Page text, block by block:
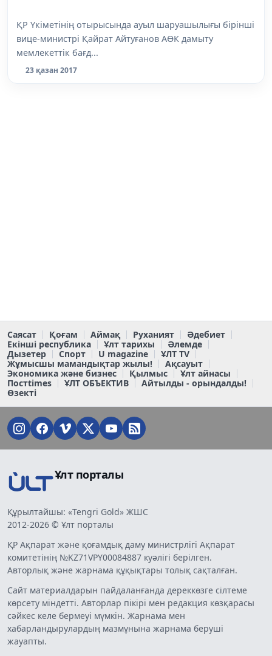
ҚР Үкіметінің отырысында ауыл шаруашылығы бірінші
вице-министрі Қайрат Айтуғанов АӨК дамыту
мемлекеттік бағд...
23 қазан 2017
Саясат Қоғам Аймақ Руханият
Әдебиет
Екінші республика
Ұлт тарихы
Әлемде
Дызетер
Спорт U magazine
ҰЛТ TV
Жұмысшы мамандықтар жылы!
Ақсауыт
Экономика және бизнес
Қылмыс
Ұлт айнасы
Постtimes
ҰЛТ ОБЪЕКТИВ
Айтылды - орындалды!
Өзекті
Ұлт порталы
Құрылтайшы: «Tengri Gold» ЖШС
2012-2026 © Ұлт порталы
ҚР Ақпарат және қоғамдық даму министрлігі Ақпарат
комитетінің №KZ71VPY00084887 куәлігі берілген.
Авторлық және жарнама құқықтары толық сақталған.
Сайт материалдарын пайдаланғанда дереккөзге сілтеме
көрсету міндетті. Авторлар пікірі мен редакция көзқарасы
сәйкес келе бермеуі мүмкін. Жарнама мен
хабарландырулардың мазмұнына жарнама беруші
жауапты.